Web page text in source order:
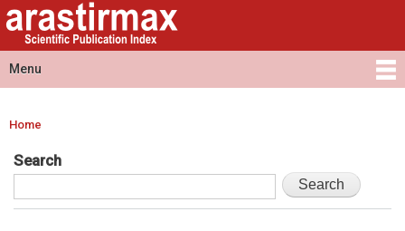
Skip to
main
content
Arastirmax
- Scientific
Publication
Index
Arastirmax
Scientific
Publication
Index
Menu
Main menu
You are here
Home
Search